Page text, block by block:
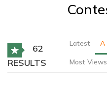
62
RESULTS
Latest
Most Views